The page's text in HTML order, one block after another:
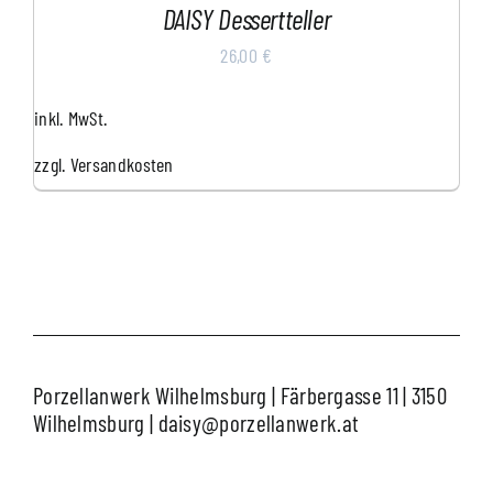
DAISY Dessertteller
26,00 €
inkl. MwSt.
zzgl. Versandkosten
Porzellanwerk Wilhelmsburg | Färbergasse 11 | 3150
Wilhelmsburg | daisy@porzellanwerk.at